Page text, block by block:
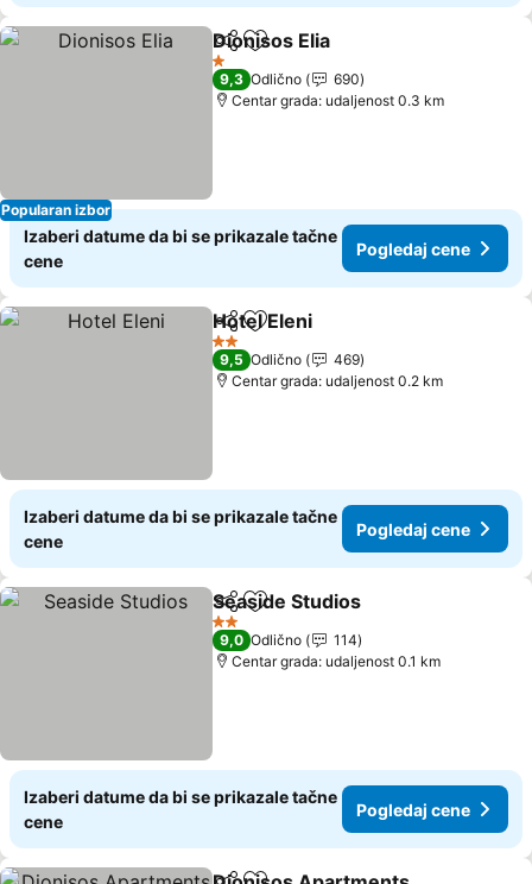
Popularan izbor
Deli Dodati u favorite
Dionisos Elia
1 Zvezdice
9,3 Odlično
690
Centar grada: udaljenost 0.3 km
Izaberi datume da bi se prikazale tačne
cene
Pogledaj cene
Deli Dodati u favorite
Hotel Eleni
2 Zvezdice
9,5 Odlično
469
Centar grada: udaljenost 0.2 km
Izaberi datume da bi se prikazale tačne
cene
Pogledaj cene
Deli Dodati u favorite
Seaside Studios
2 Zvezdice
9,0 Odlično
114
Centar grada: udaljenost 0.1 km
Izaberi datume da bi se prikazale tačne
cene
Pogledaj cene